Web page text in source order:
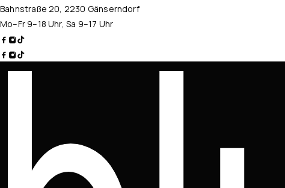
Bahnstraße 20, 2230 Gänserndorf
Mo–Fr 9–18 Uhr, Sa 9–17 Uhr